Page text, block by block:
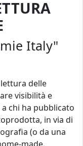
Italy"
delle
visibilità e
chi ha pubblicato
in via di
(o da una